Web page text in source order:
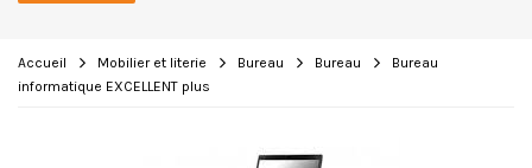
Accueil Mobilier et literie Bureau Bureau
Bureau
informatique EXCELLENT plus